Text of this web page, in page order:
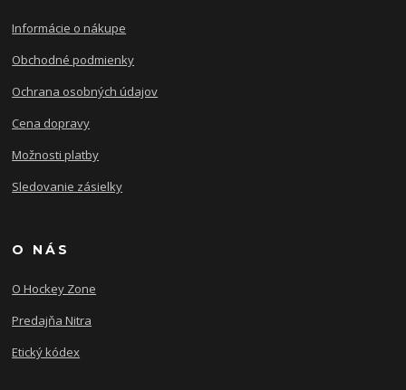
Informácie o nákupe
Obchodné podmienky
Ochrana osobných údajov
Cena dopravy
Možnosti platby
Sledovanie zásielky
O NÁS
O Hockey Zone
Predajňa Nitra
Etický kódex